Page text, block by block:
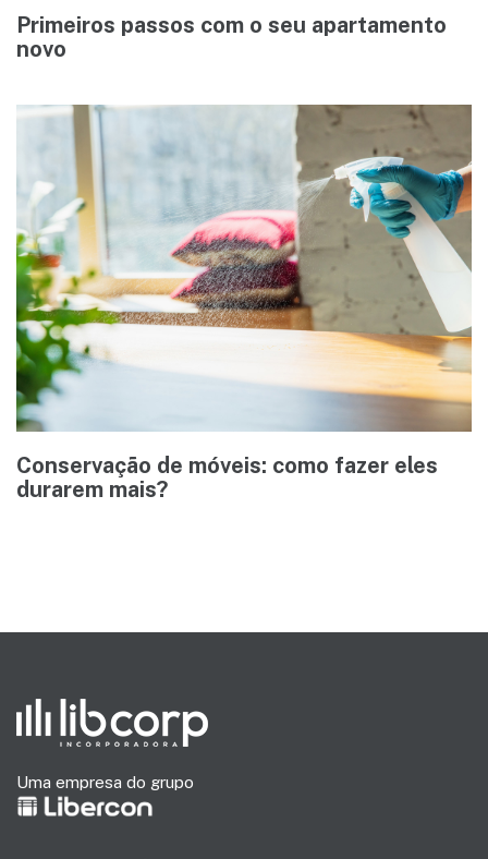
Primeiros passos com o seu apartamento
novo
Conservação de móveis: como fazer eles
durarem mais?
Uma empresa do grupo